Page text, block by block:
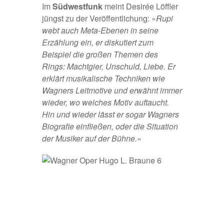
ImSüdwestfunk meint Desirée Löffler
jüngst zu der Veröffentlichung: »Rupi
webt auch Meta-Ebenen in seine
Erzählung ein, er diskutiert zum
Beispiel die großen Themen des
Rings: Machtgier, Unschuld, Liebe. Er
erklärt musikalische Techniken wie
Wagners Leitmotive und erwähnt immer
wieder, wo welches Motiv auftaucht.
Hin und wieder lässt er sogar Wagners
Biografie einfließen, oder die Situation
der Musiker auf der Bühne.«